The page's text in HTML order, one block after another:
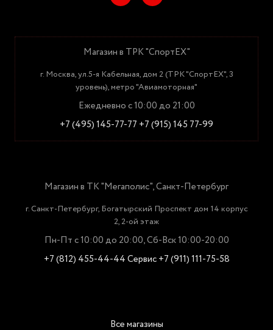
Магазин в ТРК "СпортЕХ"
г. Москва, ул.5-я Кабельная, дом 2 (ТРК "СпортЕХ", 3
уровень), метро "Авиамоторная"
Ежедневно с 10:00 до 21:00
+7 (495) 145-77-77 +7 (915) 145 77-99
Магазин в ТК "Мегаполис", Санкт-Петербург
г. Санкт-Петербург, Богатырский Проспект дом 14 корпус
2, 2-ой этаж
Пн-Пт с 10:00 до 20:00, Сб-Вск 10:00-20:00
+7 (812) 455-44-44Сервис +7 (911) 111-75-58
Все магазины